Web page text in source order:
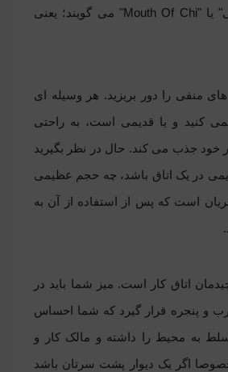
یا "Mouth Of Chi" می گویند؛ یعنی
منفی را دور بریزید. هر وسیله ای
کنید و یا قدیمی است، به راحتی
خود جذب می کند. حال در نظر بگیرید
در یک اتاق باشد، چه حجم عظیمی
است که پس از استفاده از آن به
اتاق کار است. میز شما باید در
و پنجره قرار گیرد که شما احساس
به محیط را داشته و مالک کار و
اگر یک دیوار پشت سرتان باشد